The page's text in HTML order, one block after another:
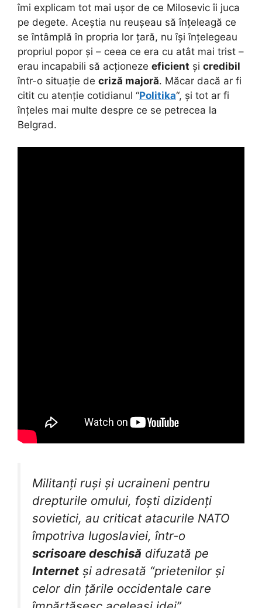
îmi explicam tot mai ușor de ce Milosevic îi juca
pe degete. Aceștia nu reușeau să înțeleagă ce
se întâmplă în propria lor țară, nu își înțelegeau
propriul popor și – ceea ce era cu atât mai trist –
erau incapabili să acționeze eficient și credibil
într-o situație de criză majoră. Măcar dacă ar fi
citit cu atenție cotidianul “Politika“, și tot ar fi
înțeles mai multe despre ce se petrecea la
Belgrad.
Militanți ruși și ucraineni pentru
drepturile omului, foști dizidenți
sovietici, au criticat atacurile NATO
împotriva Iugoslaviei, într-o
scrisoare deschisă difuzată pe
Internet și adresată “prietenilor și
celor din țările occidentale care